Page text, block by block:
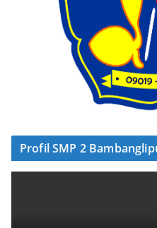
Profil SMP 2